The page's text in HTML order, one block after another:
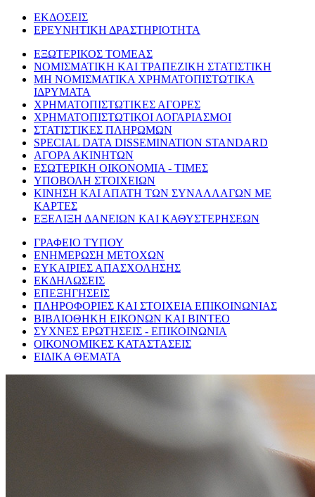
ΕΚΔΟΣΕΙΣ
ΕΡΕΥΝΗΤΙΚΗ ΔΡΑΣΤΗΡΙΟΤΗΤΑ
ΕΞΩΤΕΡΙΚΟΣ ΤΟΜΕΑΣ
ΝΟΜΙΣΜΑΤΙΚΗ ΚΑΙ ΤΡΑΠΕΖΙΚΗ ΣΤΑΤΙΣΤΙΚΗ
ΜΗ ΝΟΜΙΣΜΑΤΙΚΑ ΧΡΗΜΑΤΟΠΙΣΤΩΤΙΚΑ
ΙΔΡΥΜΑΤΑ
ΧΡΗΜΑΤΟΠΙΣΤΩΤΙΚΕΣ ΑΓΟΡΕΣ
ΧΡΗΜΑΤΟΠΙΣΤΩΤΙΚΟΙ ΛΟΓΑΡΙΑΣΜΟΙ
ΣΤΑΤΙΣΤΙΚΕΣ ΠΛΗΡΩΜΩΝ
SPECIAL DATA DISSEMINATION STANDARD
ΑΓΟΡΑ ΑΚΙΝΗΤΩΝ
ΕΣΩΤΕΡΙΚΗ ΟΙΚΟΝΟΜΙΑ - ΤΙΜΕΣ
ΥΠΟΒΟΛΗ ΣΤΟΙΧΕΙΩΝ
ΚΙΝΗΣΗ ΚΑΙ ΑΠΑΤΗ ΤΩΝ ΣΥΝΑΛΛΑΓΩΝ ΜΕ
ΚΑΡΤΕΣ
ΕΞΕΛΙΞΗ ΔΑΝΕΙΩΝ ΚΑΙ ΚΑΘΥΣΤΕΡΗΣΕΩΝ
ΓΡΑΦΕΙΟ ΤΥΠΟΥ
ΕΝΗΜΕΡΩΣΗ ΜΕΤΟΧΩΝ
ΕΥΚΑΙΡΙΕΣ ΑΠΑΣΧΟΛΗΣΗΣ
ΕΚΔΗΛΩΣΕΙΣ
ΕΠΕΞΗΓΗΣΕΙΣ
ΠΛΗΡΟΦΟΡΙΕΣ ΚΑΙ ΣΤΟΙΧΕΙΑ ΕΠΙΚΟΙΝΩΝΙΑΣ
ΒΙΒΛΙΟΘΗΚΗ ΕΙΚΟΝΩΝ ΚΑΙ ΒΙΝΤΕΟ
ΣΥΧΝΕΣ ΕΡΩΤΗΣΕΙΣ - ΕΠΙΚΟΙΝΩΝΙΑ
ΟΙΚΟΝΟΜΙΚΕΣ ΚΑΤΑΣΤΑΣΕΙΣ
ΕΙΔΙΚΑ ΘΕΜΑΤΑ